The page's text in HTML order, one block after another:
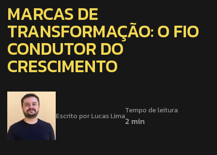
MARCAS DE
TRANSFORMAÇÃO: O FIO
CONDUTOR DO
CRESCIMENTO
Escrito por Lucas Lima
Tempo de leitura
2 min